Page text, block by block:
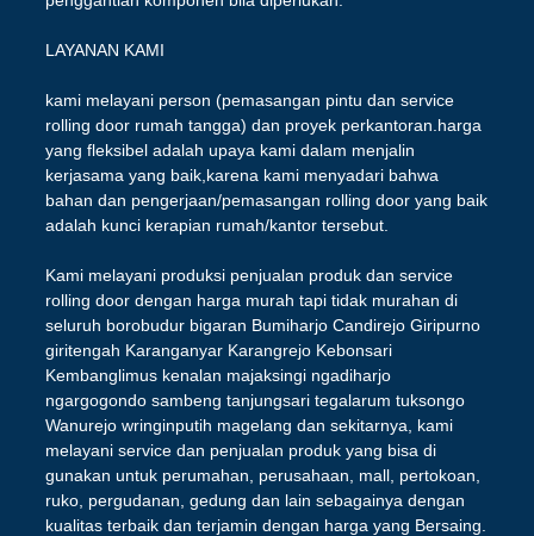
LAYANAN KAMI
kami melayani person (pemasangan pintu dan service
rolling door rumah tangga) dan proyek perkantoran.harga
yang fleksibel adalah upaya kami dalam menjalin
kerjasama yang baik,karena kami menyadari bahwa
bahan dan pengerjaan/pemasangan rolling door yang baik
adalah kunci kerapian rumah/kantor tersebut.
Kami melayani produksi penjualan produk dan service
rolling door dengan harga murah tapi tidak murahan di
seluruh borobudur bigaran Bumiharjo Candirejo Giripurno
giritengah Karanganyar Karangrejo Kebonsari
Kembanglimus kenalan majaksingi ngadiharjo
ngargogondo sambeng tanjungsari tegalarum tuksongo
Wanurejo wringinputih magelang dan sekitarnya, kami
melayani service dan penjualan produk yang bisa di
gunakan untuk perumahan, perusahaan, mall, pertokoan,
ruko, pergudanan, gedung dan lain sebagainya dengan
kualitas terbaik dan terjamin dengan harga yang Bersaing.